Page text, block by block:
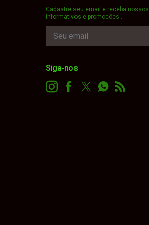
Cadastre seu email e receba nossos
informativos e promocões .
Siga-nos